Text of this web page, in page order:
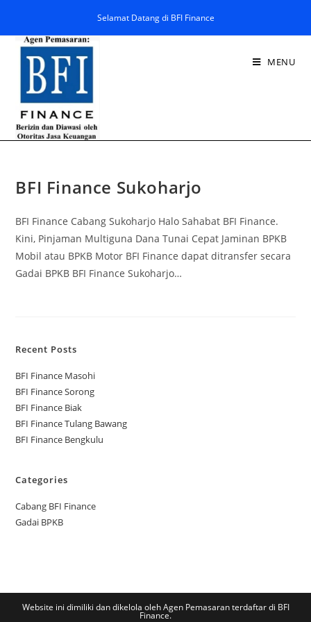
Selamat Datang di BFI Finance
MENU
BFI Finance Sukoharjo
BFI Finance Cabang Sukoharjo Halo Sahabat BFI Finance.
Kini, Pinjaman Multiguna Dana Tunai Cepat Jaminan BPKB
Mobil atau BPKB Motor BFI Finance dapat ditransfer secara
Gadai BPKB BFI Finance Sukoharjo…
Recent Posts
BFI Finance Masohi
BFI Finance Sorong
BFI Finance Biak
BFI Finance Tulang Bawang
BFI Finance Bengkulu
Categories
Cabang BFI Finance
Gadai BPKB
Website ini dimiliki dan dikelola oleh Agen Pemasaran terdaftar di BFI
Finance.